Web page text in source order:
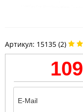
Артикул: 15135 (2)
109